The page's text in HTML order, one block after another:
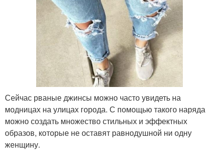
Сейчас рваные джинсы можно часто увидеть на
модницах на улицах города. С помощью такого наряда
можно создать множество стильных и эффектных
образов, которые не оставят равнодушной ни одну
женщину.